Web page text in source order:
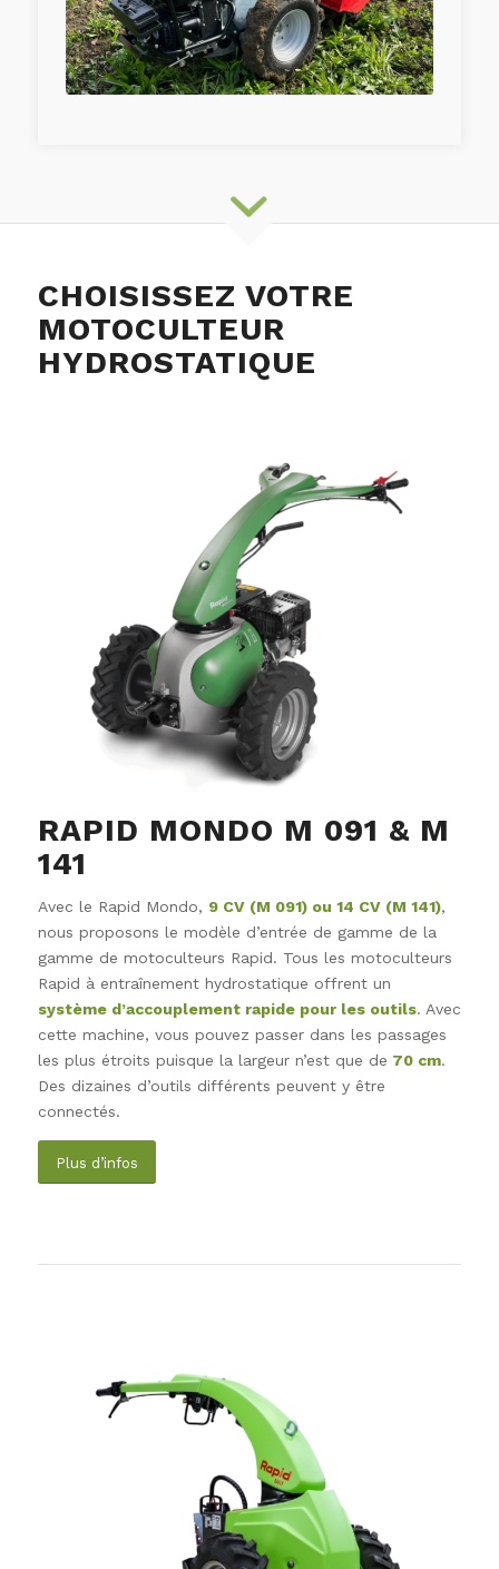
CHOISISSEZ VOTRE
MOTOCULTEUR
HYDROSTATIQUE
RAPID MONDO M 091 & M
141
Avec le Rapid Mondo, 9 CV (M 091) ou 14 CV (M 141),
nous proposons le modèle d’entrée de gamme de la
gamme de motoculteurs Rapid. Tous les motoculteurs
Rapid à entraînement hydrostatique offrent un
système d’accouplement rapide pour les outils. Avec
cette machine, vous pouvez passer dans les passages
les plus étroits puisque la largeur n’est que de 70 cm.
Des dizaines d’outils différents peuvent y être
connectés.
Plus d’infos